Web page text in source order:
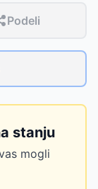
Podeli
stanju
mogli